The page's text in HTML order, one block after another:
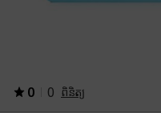
0 0 ពិនិត្យ